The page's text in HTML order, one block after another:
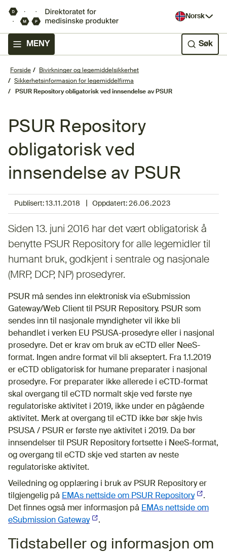
Norsk
MENY Søk
Forside
Bivirkninger og legemiddelsikkerhet
Sikkerhetsinformasjon for legemiddelfirma
PSUR Repository obligatorisk ved innsendelse av PSUR
PSUR Repository
obligatorisk ved
innsendelse av PSUR
Publisert: 13.11.2018 Oppdatert:26.06.2023
Siden 13. juni 2016 har det vært obligatorisk å
benytte PSUR Repository for alle legemidler til
humant bruk, godkjent i sentrale og nasjonale
(MRP, DCP, NP) prosedyrer.
PSUR må sendes inn elektronisk via eSubmission
Gateway/Web Client til PSUR Repository. PSUR som
sendes inn til nasjonale myndigheter vil ikke bli
behandlet i verken EU PSUSA-prosedyre eller i nasjonal
prosedyre. Det er krav om bruk av eCTD eller NeeS-
format. Ingen andre format vil bli akseptert. Fra 1.1.2019
er eCTD obligatorisk for humane preparater i nasjonal
prosedyre. For preparater ikke allerede i eCTD-format
skal overgang til eCTD normalt skje ved første nye
regulatoriske aktivitet i 2019, ikke under en pågående
aktivitet. Merk at overgang til eCTD ikke bør skje hvis
PSUSA / PSUR er første nye aktivitet i 2019. Da bør
innsendelser til PSUR Repository fortsette i NeeS-format,
og overgang til eCTD skje ved starten av neste
regulatoriske aktivitet.
Veiledning og opplæring i bruk av PSUR Repository er
tilgjengelig på EMAs nettside om PSUR Repository(Ekstern
.
Det finnes også mer informasjon på EMAs nettside om
eSubmission Gateway(Ekstern lenke)
.
Tidstabeller og informasjon om